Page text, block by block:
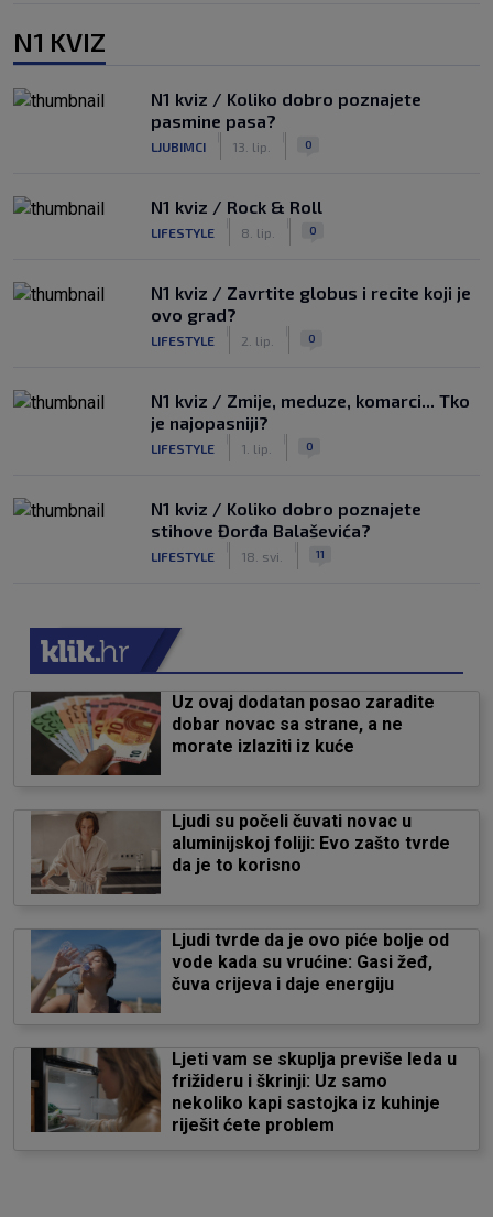
N1 KVIZ
N1 kviz / Koliko dobro poznajete
pasmine pasa?
LJUBIMCI 13. lip. 0
N1 kviz / Rock & Roll
LIFESTYLE 8. lip. 0
N1 kviz / Zavrtite globus i recite koji je
ovo grad?
LIFESTYLE 2. lip. 0
N1 kviz / Zmije, meduze, komarci... Tko
je najopasniji?
LIFESTYLE 1. lip. 0
N1 kviz / Koliko dobro poznajete
stihove Đorđa Balaševića?
LIFESTYLE 18. svi. 11
Uz ovaj dodatan posao zaradite
dobar novac sa strane, a ne
morate izlaziti iz kuće
Ljudi su počeli čuvati novac u
aluminijskoj foliji: Evo zašto tvrde
da je to korisno
Ljudi tvrde da je ovo piće bolje od
vode kada su vrućine: Gasi žeđ,
čuva crijeva i daje energiju
Ljeti vam se skuplja previše leda u
frižideru i škrinji: Uz samo
nekoliko kapi sastojka iz kuhinje
riješit ćete problem